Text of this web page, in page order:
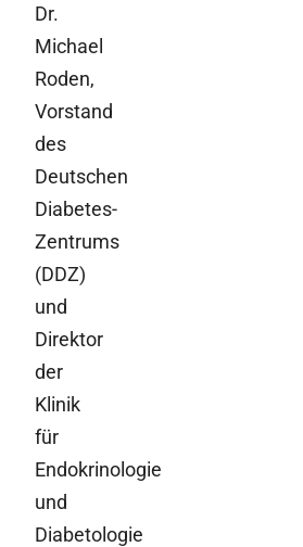
Dr.
Michael
Roden,
Vorstand
des
Deutschen
Diabetes-
Zentrums
(DDZ)
und
Direktor
der
Klinik
für
Endokrinologie
und
Diabetologie